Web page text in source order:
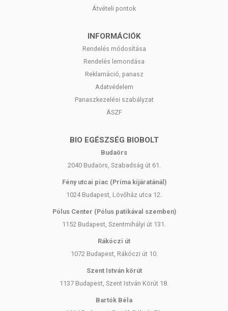
Átvételi pontok
INFORMÁCIÓK
Rendelés módosítása
Rendelés lemondása
Reklamáció, panasz
Adatvédelem
Panaszkezelési szabályzat
ÁSZF
BIO EGÉSZSÉG BIOBOLT
Budaörs
2040 Budaörs, Szabadság út 61.
Fény utcai piac (Príma kijáratánál)
1024 Budapest, Lövőház utca 12.
Pólus Center (Pólus patikával szemben)
1152 Budapest, Szentmihályi út 131.
Rákóczi út
1072 Budapest, Rákóczi út 10.
Szent István körút
1137 Budapest, Szent István Körút 18.
Bartók Béla